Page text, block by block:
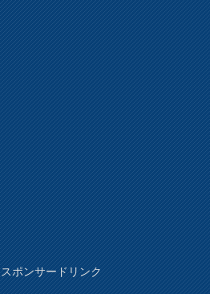
スポンサードリンク